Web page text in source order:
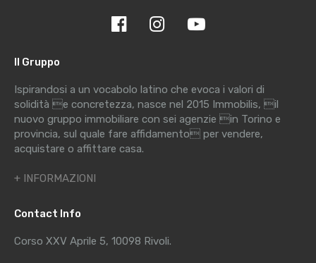
Il Gruppo
Ispirandosi a un vocabolo latino che evoca i valori di
solidità e concretezza, nasce nel 2015 Immobilis, il
nuovo gruppo immobiliare con sei agenzie in Torino e
provincia, sul quale fare affidamento per vendere,
acquistare o affittare casa.
+ INFORMAZIONI
Contact Info
Corso XXV Aprile 5, 10098 Rivoli.